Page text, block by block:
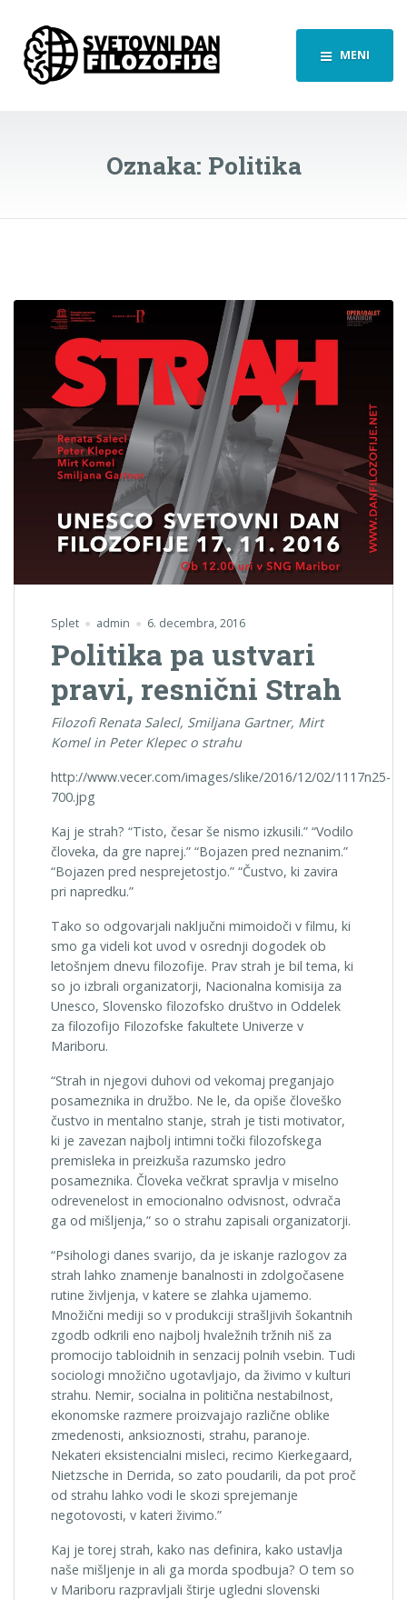
MENI
Oznaka: Politika
Splet admin 6. decembra, 2016
Politika pa ustvari
pravi, resnični Strah
Filozofi Renata Salecl, Smiljana Gartner, Mirt
Komel in Peter Klepec o strahu
http://www.vecer.com/images/slike/2016/12/02/1117n25-
700.jpg
Kaj je strah? “Tisto, česar še nismo izkusili.” “Vodilo
človeka, da gre naprej.” “Bojazen pred neznanim.”
“Bojazen pred nesprejetostjo.” “Čustvo, ki zavira
pri napredku.”
Tako so odgovarjali naključni mimoidoči v filmu, ki
smo ga videli kot uvod v osrednji dogodek ob
letošnjem dnevu filozofije. Prav strah je bil tema, ki
so jo izbrali organizatorji, Nacionalna komisija za
Unesco, Slovensko filozofsko društvo in Oddelek
za filozofijo Filozofske fakultete Univerze v
Mariboru.
“Strah in njegovi duhovi od vekomaj preganjajo
posameznika in družbo. Ne le, da opiše človeško
čustvo in mentalno stanje, strah je tisti motivator,
ki je zavezan najbolj intimni točki filozofskega
premisleka in preizkuša razumsko jedro
posameznika. Človeka večkrat spravlja v miselno
odrevenelost in emocionalno odvisnost, odvrača
ga od mišljenja,” so o strahu zapisali organizatorji.
“Psihologi danes svarijo, da je iskanje razlogov za
strah lahko znamenje banalnosti in zdolgočasene
rutine življenja, v katere se zlahka ujamemo.
Množični mediji so v produkciji strašljivih šokantnih
zgodb odkrili eno najbolj hvaležnih tržnih niš za
promocijo tabloidnih in senzacij polnih vsebin. Tudi
sociologi množično ugotavljajo, da živimo v kulturi
strahu. Nemir, socialna in politična nestabilnost,
ekonomske razmere proizvajajo različne oblike
zmedenosti, anksioznosti, strahu, paranoje.
Nekateri eksistencialni misleci, recimo Kierkegaard,
Nietzsche in Derrida, so zato poudarili, da pot proč
od strahu lahko vodi le skozi sprejemanje
negotovosti, v kateri živimo.”
Kaj je torej strah, kako nas definira, kako ustavlja
naše mišljenje in ali ga morda spodbuja? O tem so
v Mariboru razpravljali štirje ugledni slovenski